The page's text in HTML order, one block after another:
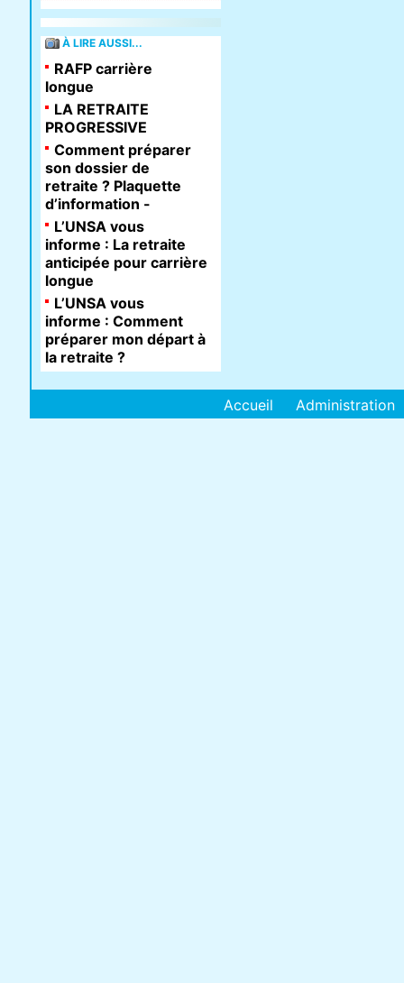
À LIRE AUSSI...
RAFP carrière
longue
LA RETRAITE
PROGRESSIVE
Comment préparer
son dossier de
retraite ? Plaquette
d’information -
L’UNSA vous
informe : La retraite
anticipée pour carrière
longue
L’UNSA vous
informe : Comment
préparer mon départ à
la retraite ?
Accueil Administration